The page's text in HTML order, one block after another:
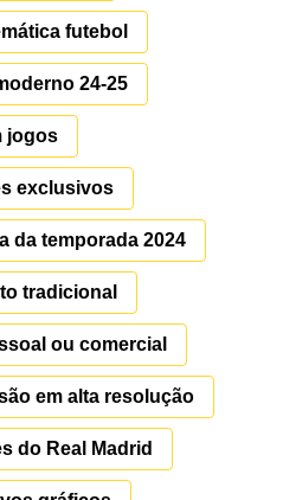
futebol
24-25
jogos
exclusivos
da temporada 2024
tradicional
ou comercial
em alta resolução
do Real Madrid